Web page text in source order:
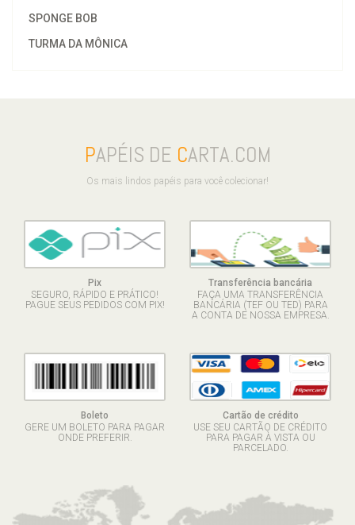
SPONGE BOB
TURMA DA MÔNICA
PAPÉIS DE CARTA.COM
Os mais lindos papéis para você colecionar!
Pix
SEGURO, RÁPIDO E PRÁTICO!
PAGUE SEUS PEDIDOS COM PIX!
Transferência bancária
FAÇA UMA TRANSFERÊNCIA
BANCÁRIA (TEF OU TED) PARA
A CONTA DE NOSSA EMPRESA.
Boleto
GERE UM BOLETO PARA PAGAR
ONDE PREFERIR.
Cartão de crédito
USE SEU CARTÃO DE CRÉDITO
PARA PAGAR À VISTA OU
PARCELADO.